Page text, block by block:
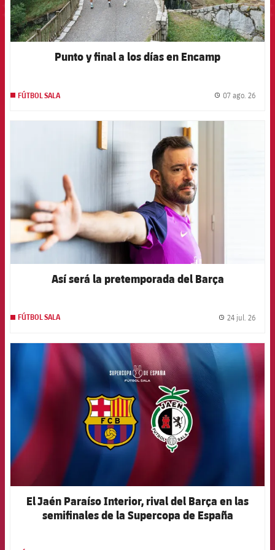
Punto y final a los días en Encamp
FÚTBOL SALA 07 ago. 26
FCB Barcelona badge
Así será la pretemporada del Barça
FÚTBOL SALA 24 jul. 26
FCB Barcelona badge
El Jaén Paraíso Interior, rival del Barça en las
semifinales de la Supercopa de España